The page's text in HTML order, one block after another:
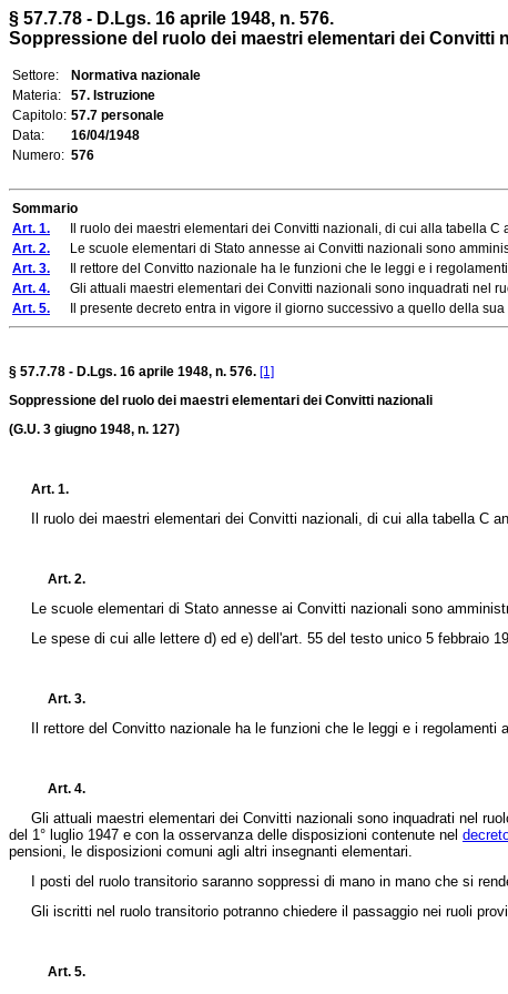
§ 57.7.78 - D.Lgs. 16 aprile 1948, n. 576.
Soppressione del ruolo dei maestri elementari dei Convitti
Settore:
Normativa nazionale
Materia:
57. Istruzione
Capitolo: 57.7 personale
Data:
16/04/1948
Numero: 576
Sommario
Art. 1. Il ruolo dei maestri elementari dei Convitti nazionali, di cui alla tabella C
Art. 2. Le scuole elementari di Stato annesse ai Convitti nazionali sono
Art. 3. Il rettore del Convitto nazionale ha le funzioni che le leggi e i
Art. 4. Gli attuali maestri elementari dei Convitti nazionali sono inquadrati nel
Art. 5. Il presente decreto entra in vigore il giorno successivo a quello della
§ 57.7.78 - D.Lgs. 16 aprile 1948, n. 576. [1]
Soppressione del ruolo dei maestri elementari dei Convitti nazionali
(G.U. 3 giugno 1948, n. 127)
Art. 1.
Il ruolo dei maestri elementari dei Convitti nazionali, di cui alla tabella C
Art. 2.
Le scuole elementari di Stato annesse ai Convitti nazionali sono
Le spese di cui alle lettere d) ed e) dell'art. 55 del testo unico 5 febbraio
Art. 3.
Il rettore del Convitto nazionale ha le funzioni che le leggi e i regolamenti
Art. 4.
Gli attuali maestri elementari dei Convitti nazionali sono inquadrati nel
del 1° luglio 1947 e con la osservanza delle disposizioni contenute nel
pensioni, le disposizioni comuni agli altri insegnanti elementari.
I posti del ruolo transitorio saranno soppressi di mano in mano che si
Gli iscritti nel ruolo transitorio potranno chiedere il passaggio nei ruoli
Art. 5.